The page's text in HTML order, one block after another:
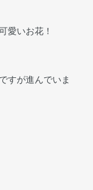
愛いお花！
すが進んでいま